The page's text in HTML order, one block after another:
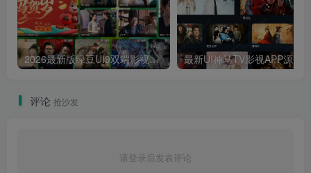
2026最新版绿豆UI9双端影视APP源码
评论 抢沙发
请登录后发表评论